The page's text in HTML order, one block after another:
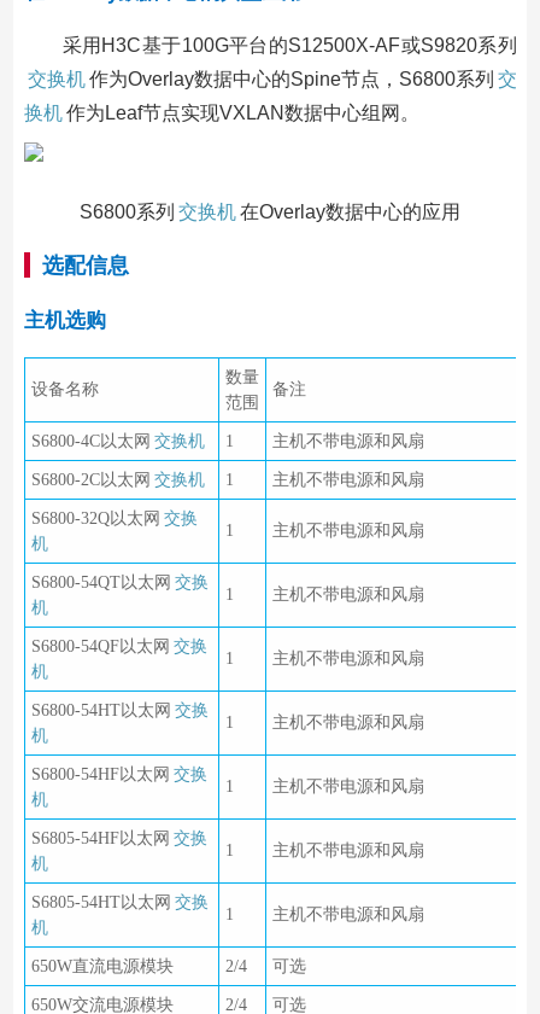
采用H3C基于100G平台的S12500X-AF或S9820系列
交换机作为Overlay数据中心的Spine节点，S6800系列 交
换机作为Leaf节点实现VXLAN数据中心组网。
S6800系列 交换机在Overlay数据中心的应用
选配信息
主机选购
设备名称
数量
范围
备注
S6800-4C以太网 交换机 1 主机不带电源和风扇
S6800-2C以太网 交换机 1 主机不带电源和风扇
S6800-32Q以太网 交换
机
1 主机不带电源和风扇
S6800-54QT以太网 交换
机
1 主机不带电源和风扇
S6800-54QF以太网 交换
机
1 主机不带电源和风扇
S6800-54HT以太网 交换
机
1 主机不带电源和风扇
S6800-54HF以太网 交换
机
1 主机不带电源和风扇
S6805-54HF以太网 交换
机
1 主机不带电源和风扇
S6805-54HT以太网 交换
机
1 主机不带电源和风扇
650W直流电源模块 2/4 可选
650W交流电源模块 2/4 可选